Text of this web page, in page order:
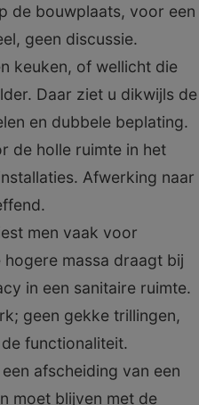
de bouwplaats, voor een
geen discussie.
keuken, of wellicht die
Daar ziet u dikwijls de
en dubbele beplating.
de holle ruimte in het
Afwerking naar
men vaak voor
hogere massa draagt bij
in een sanitaire ruimte.
geen gekke trillingen,
functionaliteit.
afscheiding van een
moet blijven met de